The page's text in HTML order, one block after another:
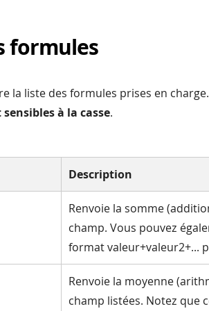
formules
la liste des formules prises en charge.
à la casse.
Description
Renvoie la somme
champ. Vous pouvez
format valeur+valeur2+...
Renvoie la moyenne
champ listées. Notez que